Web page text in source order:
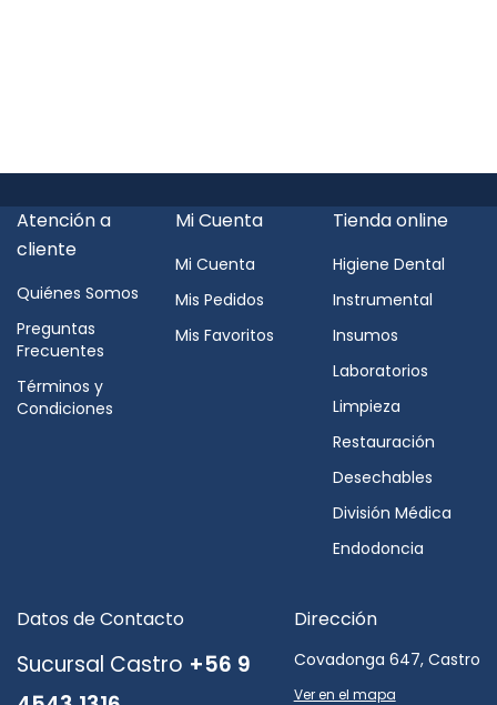
Atención a
cliente
Quiénes Somos
Preguntas
Frecuentes
Términos y
Condiciones
Mi Cuenta
Mi Cuenta
Mis Pedidos
Mis Favoritos
Tienda online
Higiene Dental
Instrumental
Insumos
Laboratorios
Limpieza
Restauración
Desechables
División Médica
Endodoncia
Datos de Contacto
Sucursal Castro +56 9
Dirección
Covadonga 647, Castro
Ver en el mapa